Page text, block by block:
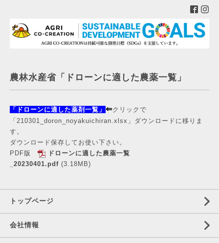
農林水産省「ドローンに適した農薬一覧」
「ドローンに適した薬剤一覧 」 ⇐クリックで
「210301_doron_noyakuichiran.xlsx」ダウンロードに移りま
す。
ダウンロード保存してお使い下さい。
PDF版
ドローンに適した農薬一覧
_20230401.pdf (3.18MB)
トップページ
会社情報